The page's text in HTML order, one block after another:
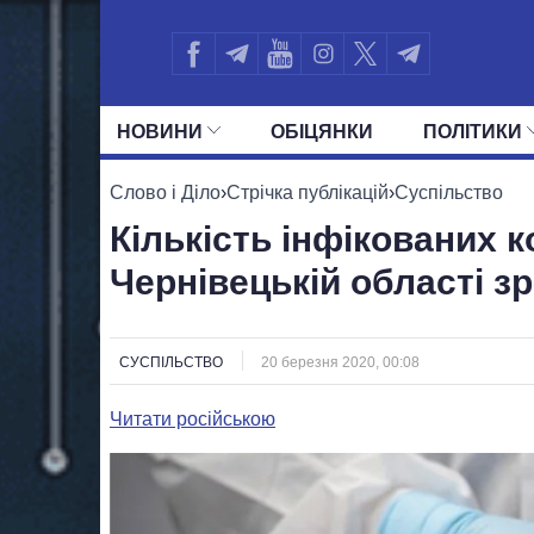
НОВИНИ ОБIЦЯНКИ ПОЛIТИКИ
УСІ ПОЛІТИКИ ПРЕЗИДЕНТ І ОФІС
Слово і Діло›Стрічка публікацій›Суспільство
Кількість інфікованих
Чернівецькій області
СУСПІЛЬСТВО 20 березня 2020, 00:08
Читати російською